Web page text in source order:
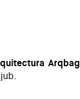
Arqbag